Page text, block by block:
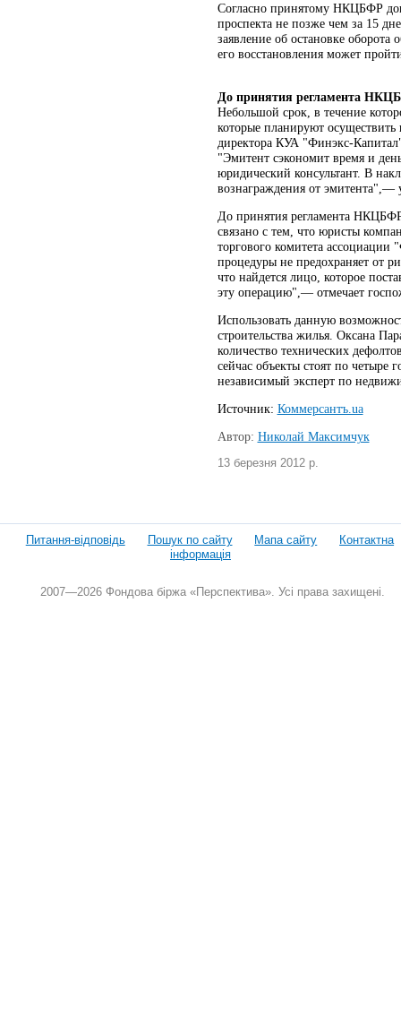
Согласно принятому НКЦБФР
проспекта не позже чем за 15
заявление об остановке
его восстановления может
До принятия регламента
Небольшой срок, в течение
которые планируют
директора КУА "Финэкс-
"Эмитент сэкономит время и
юридический консультант. В
вознаграждения от эмитента",—
До принятия регламента
связано с тем, что юристы
торгового комитета
процедуры не предохраняет от
что найдется лицо, которое
эту операцию",— отмечает
Использовать данную
строительства жилья. Оксана
количество технических
сейчас объекты стоят по
независимый эксперт по
Источник: Коммерсантъ.ua
Автор: Николай Максимчук
13 березня 2012 р.
Питання-відповідь Пошук по сайту Мапа сайту
Контактна
інформація
2007—2026 Фондова біржа «Перспектива». Усі права захищені.